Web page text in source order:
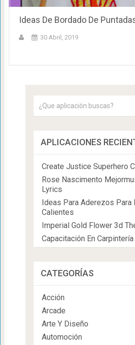
Ideas De Bordado De
30 Abril, 2019
APLICACIONES
Create Justice Superhero
Rose Nascimento
Lyrics
Ideas Para Aderezos Para
Calientes
Imperial Gold Flower 3d
Capacitación En Carpintería
CATEGORÍAS
Acción
Arcade
Arte Y Diseño
Automoción